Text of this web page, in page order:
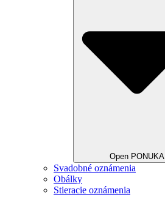
Open PONUKA
Svadobné oznámenia
Obálky
Stieracie oznámenia